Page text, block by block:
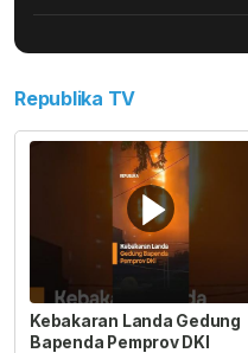
Republika TV
Kebakaran Landa Gedung
Bapenda Pemprov DKI